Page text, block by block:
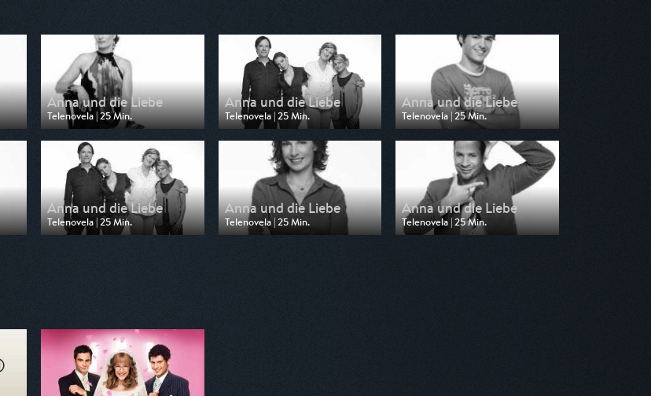
Anna und die Liebe
Telenovela | 25 Min.
Ausgestrahlt von DF1
am 23.07.2026, 15:20
Anna und die Liebe
Telenovela | 25 Min.
Ausgestrahlt von DF1
am 23.07.2026, 14:55
Anna und die Liebe
Telenovela | 25 Min.
Ausgestrahlt von DF1
am 23.07.2026, 04:55
Anna und die Liebe
Telenovela | 25 Min.
Ausgestrahlt von DF1
Anna und die Liebe
Telenovela | 25 Min.
Ausgestrahlt von DF1
Anna und die Liebe
Telenovela | 25 Min.
Ausgestrahlt von DF1